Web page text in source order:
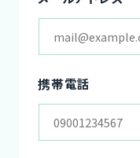
携帯電話